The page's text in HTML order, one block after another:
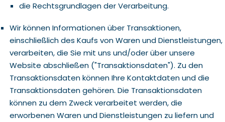
die Rechtsgrundlagen der Verarbeitung.
Wir können Informationen über Transaktionen,
einschließlich des Kaufs von Waren und Dienstleistungen,
verarbeiten, die Sie mit uns und/oder über unsere
Website abschließen ("Transaktionsdaten"). Zu den
Transaktionsdaten können Ihre Kontaktdaten und die
Transaktionsdaten gehören. Die Transaktionsdaten
können zu dem Zweck verarbeitet werden, die
erworbenen Waren und Dienstleistungen zu liefern und